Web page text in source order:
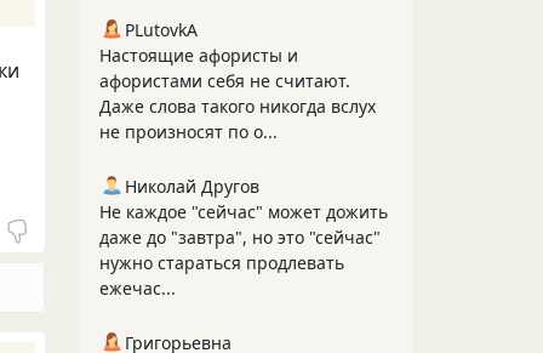
PLutоvkА
Настоящие афористы и
афористами себя не считают.
Даже слова такого никогда вслух
не произносят по о...
Николай Другов
Не каждое "сейчас" может дожить
даже до "завтра", но это "сейчас"
нужно стараться продлевать
ежечас...
Григорьевна